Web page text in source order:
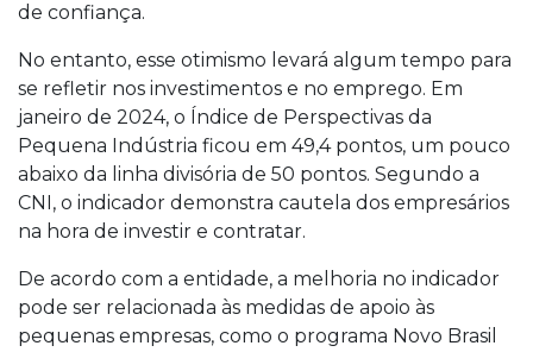
de confiança.
No entanto, esse otimismo levará algum tempo para
se refletir nos investimentos e no emprego. Em
janeiro de 2024, o Índice de Perspectivas da
Pequena Indústria ficou em 49,4 pontos, um pouco
abaixo da linha divisória de 50 pontos. Segundo a
CNI, o indicador demonstra cautela dos empresários
na hora de investir e contratar.
De acordo com a entidade, a melhoria no indicador
pode ser relacionada às medidas de apoio às
pequenas empresas, como o programa Novo Brasil